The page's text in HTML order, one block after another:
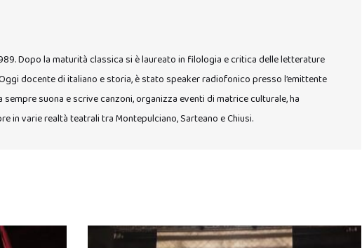
Dopo la maturità classica si è laureato in filologia e critica delle letterature
Oggi docente di italiano e storia, è stato speaker radiofonico presso l’emittente
sempre suona e scrive canzoni, organizza eventi di matrice culturale, ha
in varie realtà teatrali tra Montepulciano, Sarteano e Chiusi.